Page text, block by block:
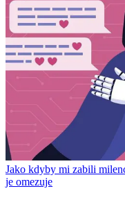
Jako kdyby mi zabili
je omezuje